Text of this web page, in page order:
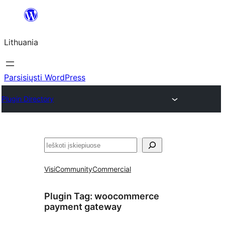
turinio
Lithuania
Parsisiųsti WordPress
Plugin Directory
Paieška
VisiCommunityCommercial
Plugin Tag: woocommerce
payment gateway